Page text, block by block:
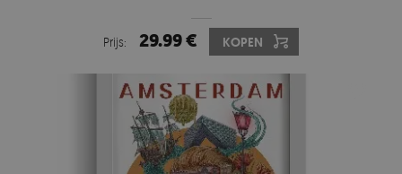
Prijs: 29.99 € KOPEN